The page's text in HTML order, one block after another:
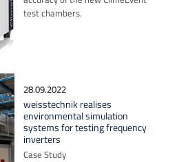
test chambers.
28.09.2022
weisstechnik realises
environmental simulation
systems for testing frequency
inverters
Case Study